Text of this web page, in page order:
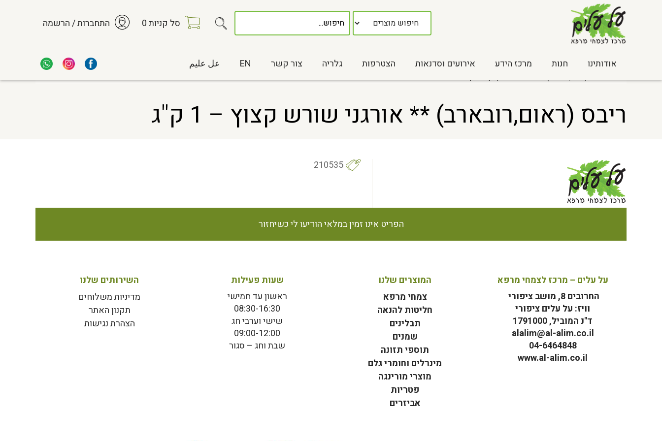
סל קניות0 התחברות / הרשמה
אודותינו חנות מרכז הידע אירועים וסדנאות הצטרפות גלריה צור קשר EN عل عليم
ריבס (ראום,רובארב) ** אורגני שורש קצוץ – 1 ק"ג
210535
הפריט אינו זמין במלאי הודיעו לי כשיחזור
על עלים – מרכז לצמחי מרפא
החרובים 8, מושב ציפורי
וויז: על עלים ציפורי
ד"נ המוביל, 1791000
alalim@al-alim.co.il
04-6464848
www.al-alim.co.il
המוצרים שלנו
צמחי מרפא
חליטות להנאה
תבלינים
שמנים
תוספי תזונה
מינרלים וחומרי גלם
מוצרי מורינגה
פטריות
אביזרים
שעות פעילות
ראשון עד חמישי
08:30-16:30
שישי וערבי חג
09:00-12:00
שבת וחג – סגור
השירותים שלנו
מדיניות משלוחים
תקנון האתר
הצהרת נגישות